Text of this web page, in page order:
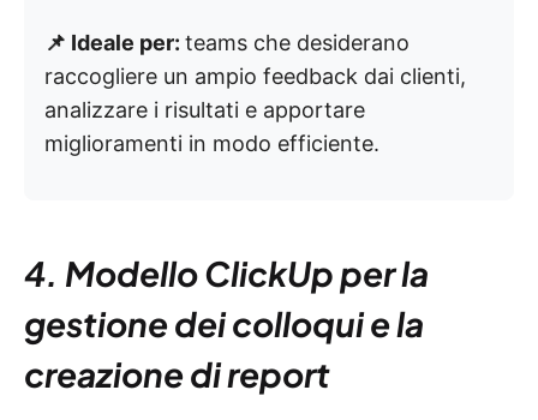
📌 Ideale per: teams che desiderano
raccogliere un ampio feedback dai clienti,
analizzare i risultati e apportare
miglioramenti in modo efficiente.
4. Modello ClickUp per la
gestione dei colloqui e la
creazione di report